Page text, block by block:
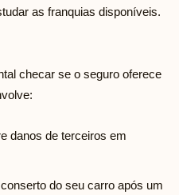
as franquias disponíveis.
checar se o seguro oferece
danos de terceiros em
do seu carro após um